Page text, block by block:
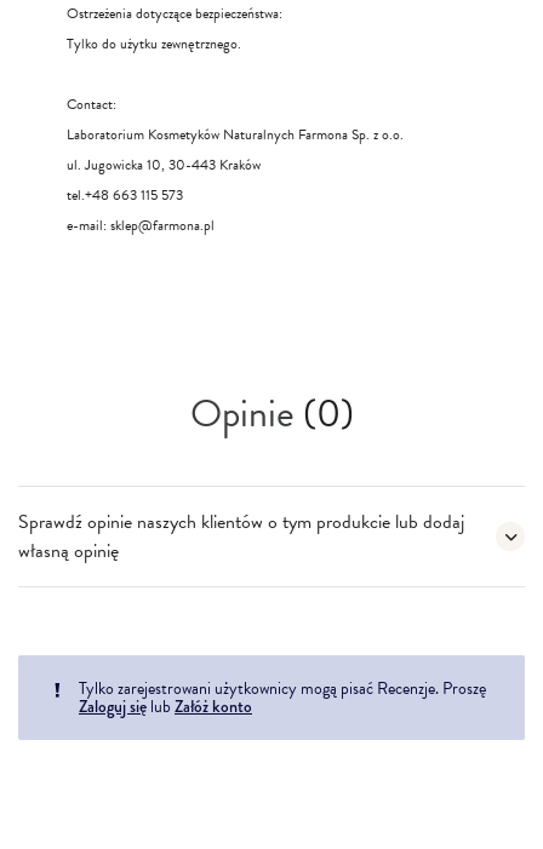
Ostrzeżenia dotyczące bezpieczeństwa:
Tylko do użytku zewnętrznego.
Contact:
Laboratorium Kosmetyków Naturalnych Farmona Sp. z o.o.
ul. Jugowicka 10, 30-443 Kraków
tel.+48 663 115 573
e-mail: sklep@farmona.pl
Opinie(0)
Sprawdź opinie naszych klientów o tym produkcie lub dodaj
własną opinię
Tylko zarejestrowani użytkownicy mogą pisać Recenzje. Proszę
Zaloguj się lub Załóż konto